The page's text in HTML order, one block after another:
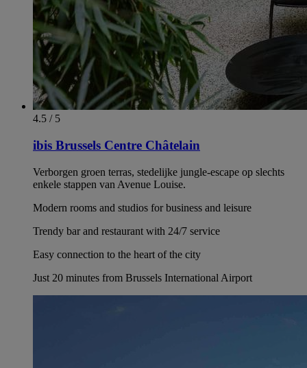
4.5 / 5
ibis Brussels Centre Châtelain
Verborgen groen terras, stedelijke jungle-escape op slechts
enkele stappen van Avenue Louise.
Modern rooms and studios for business and leisure
Trendy bar and restaurant with 24/7 service
Easy connection to the heart of the city
Just 20 minutes from Brussels International Airport